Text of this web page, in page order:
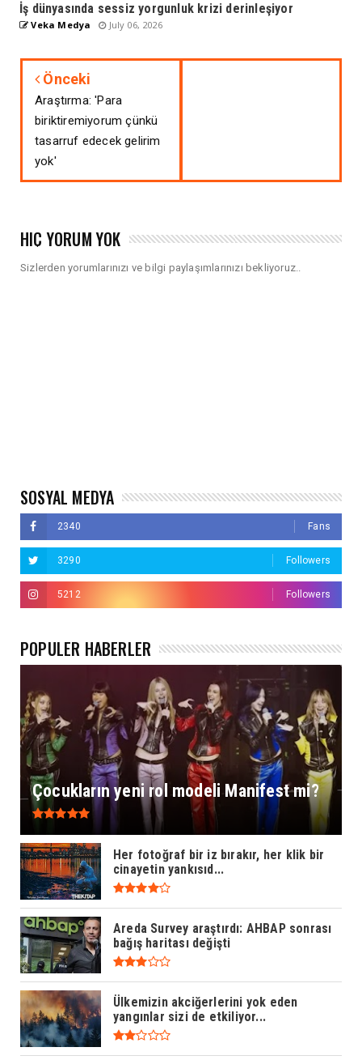
İş dünyasında sessiz yorgunluk krizi derinleşiyor
Veka Medya July 06, 2026
Önceki
Araştırma: 'Para
biriktiremiyorum çünkü
tasarruf edecek gelirim
yok'
HIÇ YORUM YOK
Sizlerden yorumlarınızı ve bilgi paylaşımlarınızı bekliyoruz..
SOSYAL MEDYA
2340 Fans
3290 Followers
5212 Followers
POPÜLER HABERLER
Çocukların yeni rol modeli Manifest mi?
Her fotoğraf bir iz bırakır, her klik bir
cinayetin yankısıd...
Areda Survey araştırdı: AHBAP sonrası
bağış haritası değişti
Ülkemizin akciğerlerini yok eden
yangınlar sizi de etkiliyor...